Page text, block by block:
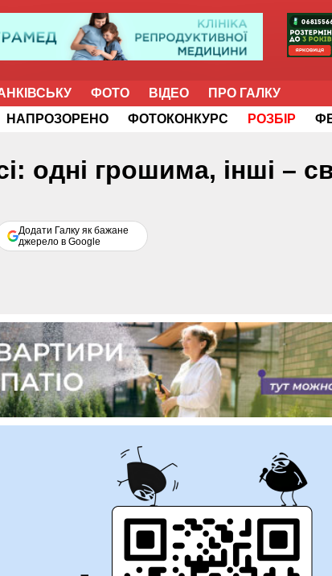
ФОТО ВІДЕО
ПРО ГАЛКУ
НАПРОЗОРЕНО ФОТОКОНКУРС РОЗБІР
одні грошима, інші –
Додати Галку як бажане
джерело в Google